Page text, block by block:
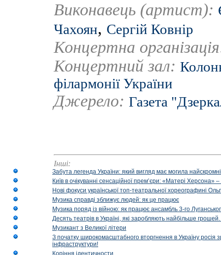
Виконавець (артист):
Чахоян, Сергій Ковнір
Концертна
Концертний зал:
філармонії України
Джерело: Газета
Інші:
Забута легенда України: який вигляд має могила
Київ в очікуванні сенсаційної прем’єри: «Матері
Нові фокуси української топ-театральної хореографині
Музика справді зближує людей: як це працює
Музика поряд із війною: як працює ансамбль 3-го
Десять театрів в Україні, які заробляють найбільше
Музикант з Великої літери
З початку широкомасштабного вторгнення в Україну росія
інфраструктури!
Коріння ідентичности